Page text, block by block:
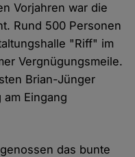
Vorjahren war die
Rund 500 Personen
"Riff" im
Vergnügungsmeile.
Brian-Jünger
Eingang
das bunte